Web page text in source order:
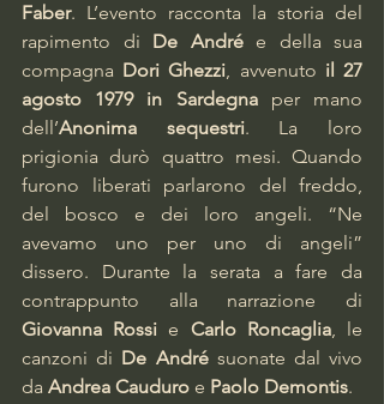
Faber. L’evento racconta la storia del
rapimento di De André e della sua
compagna Dori Ghezzi, avvenuto il 27
agosto 1979 in Sardegna per mano
dell’Anonima sequestri. La loro
prigionia durò quattro mesi. Quando
furono liberati parlarono del freddo,
del bosco e dei loro angeli. “Ne
avevamo uno per uno di angeli”
dissero. Durante la serata a fare da
Giovanna Rossi e Carlo Roncaglia, le
canzoni di De André suonate dal vivo
da Andrea Cauduro e Paolo Demontis.